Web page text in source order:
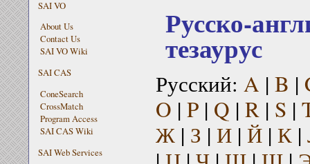
SAI VO
About Us
Contact Us
SAI VO Wiki
SAI CAS
ConeSearch
CrossMatch
Program Access
SAI CAS Wiki
SAI Web Services
Русско-
тезаурус
Русский: A | B |
O | P| Q | R| S |
Ж| З | И| Й| К|